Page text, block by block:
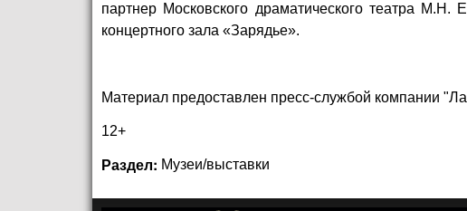
партнер Московского драматического театра
концертного зала «Зарядье».
Материал предоставлен пресс-службой компании
12+
Раздел: Музеи/выставки